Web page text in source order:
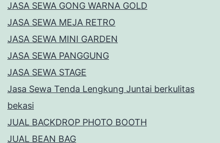
JASA SEWA GONG WARNA GOLD
JASA SEWA MEJA RETRO
JASA SEWA MINI GARDEN
JASA SEWA PANGGUNG
JASA SEWA STAGE
Jasa Sewa Tenda Lengkung Juntai berkulitas
bekasi
JUAL BACKDROP PHOTO BOOTH
JUAL BEAN BAG